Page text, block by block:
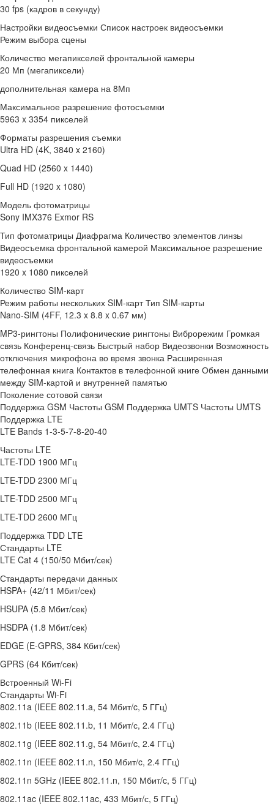
30 fps (кадров в секунду)
Настройки видеосъемки Список настроек видеосъемки
Режим выбора сцены
Количество мегапикселей фронтальной камеры
20 Мп (мегапиксели)
дополнительная камера на 8Мп
Максимальное разрешение фотосъемки
5963 x 3354 пикселей
Форматы разрешения съемки
Ultra HD (4K, 3840 x 2160)
Quad HD (2560 x 1440)
Full HD (1920 x 1080)
Модель фотоматрицы
Sony IMX376 Exmor RS
Тип фотоматрицы Диафрагма Количество элементов линзы
Видеосъемка фронтальной камерой Максимальное разрешение
видеосъемки
1920 x 1080 пикселей
Количество SIM-карт
Режим работы нескольких SIM-карт Тип SIM-карты
Nano-SIM (4FF, 12.3 x 8.8 x 0.67 мм)
MP3-рингтоны Полифонические рингтоны Виброрежим Громкая
связь Конференц-связь Быстрый набор Видеозвонки Возможность
отключения микрофона во время звонка Расширенная
телефонная книга Контактов в телефонной книге Обмен данными
между SIM-картой и внутренней памятью
Поколение сотовой связи
Поддержка GSM Частоты GSM Поддержка UMTS Частоты UMTS
Поддержка LTE
LTE Bands 1-3-5-7-8-20-40
Частоты LTE
LTE-TDD 1900 МГц
LTE-TDD 2300 МГц
LTE-TDD 2500 МГц
LTE-TDD 2600 МГц
Поддержка TDD LTE
Стандарты LTE
LTE Cat 4 (150/50 Мбит/сек)
Стандарты передачи данных
HSPA+ (42/11 Мбит/сек)
HSUPA (5.8 Мбит/сек)
HSDPA (1.8 Мбит/сек)
EDGE (E-GPRS, 384 Кбит/сек)
GPRS (64 Кбит/сек)
Встроенный Wi-Fi
Стандарты Wi-Fi
802.11a (IEEE 802.11.a, 54 Мбит/c, 5 ГГц)
802.11b (IEEE 802.11.b, 11 Мбит/с, 2.4 ГГц)
802.11g (IEEE 802.11.g, 54 Мбит/c, 2.4 ГГц)
802.11n (IEEE 802.11.n, 150 Мбит/c, 2.4 ГГц)
802.11n 5GHz (IEEE 802.11.n, 150 Мбит/c, 5 ГГц)
802.11ac (IEEE 802.11ac, 433 Мбит/с, 5 ГГц)